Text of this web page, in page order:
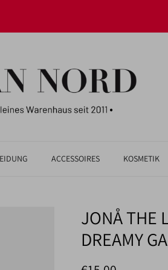
ACCESSOIRES KOSMETIK
JONÅ THE
DREAMY